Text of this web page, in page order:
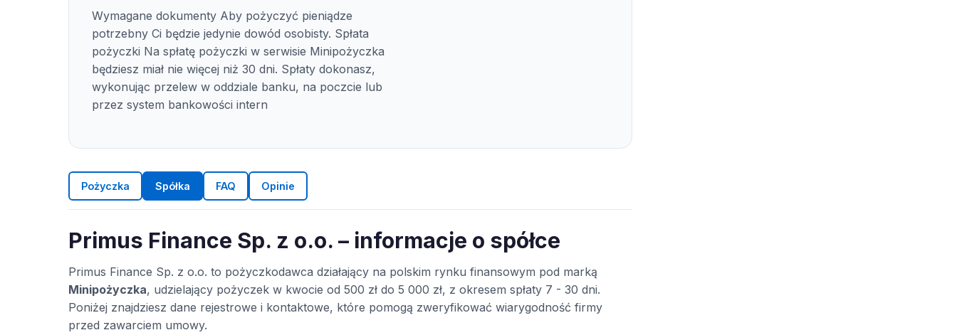
Wymagane dokumenty Aby pożyczyć pieniądze
potrzebny Ci będzie jedynie dowód osobisty. Spłata
pożyczki Na spłatę pożyczki w serwisie Minipożyczka
będziesz miał nie więcej niż 30 dni. Spłaty dokonasz,
wykonując przelew w oddziale banku, na poczcie lub
przez system bankowości intern
Pożyczka Spółka FAQ Opinie
Primus Finance Sp. z o.o. – informacje o spółce
Primus Finance Sp. z o.o. to pożyczkodawca działający na polskim rynku finansowym pod marką
Minipożyczka, udzielający pożyczek w kwocie od 500 zł do 5 000 zł, z okresem spłaty 7 - 30 dni.
Poniżej znajdziesz dane rejestrowe i kontaktowe, które pomogą zweryfikować wiarygodność firmy
przed zawarciem umowy.